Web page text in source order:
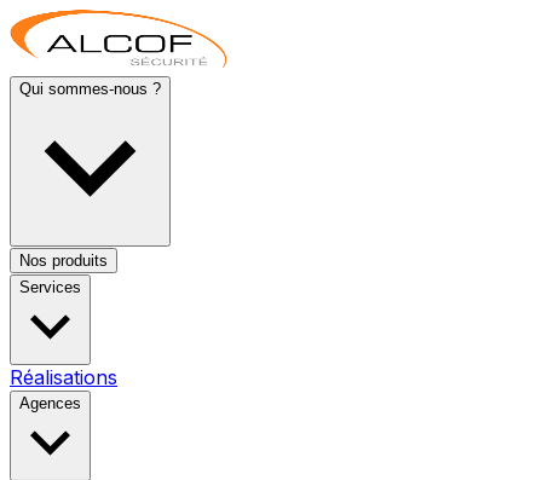
Qui sommes-nous ?
Nos produits
Services
Réalisations
Agences